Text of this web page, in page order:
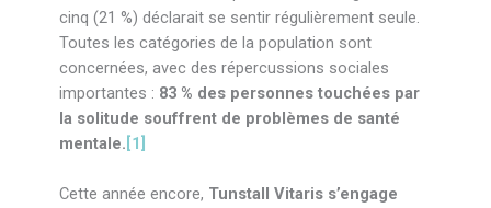
cinq (21 %) déclarait se sentir régulièrement seule.
Toutes les catégories de la population sont
concernées, avec des répercussions sociales
importantes : 83 % des personnes touchées par
la solitude souffrent de problèmes de santé
mentale. [1]
Cette année encore, Tunstall Vitaris s’engage